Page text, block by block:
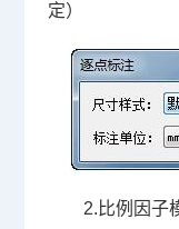
定）
2.比例因子